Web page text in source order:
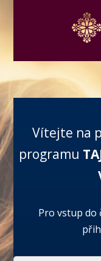
Vítejte na
programu
Pro vstup do